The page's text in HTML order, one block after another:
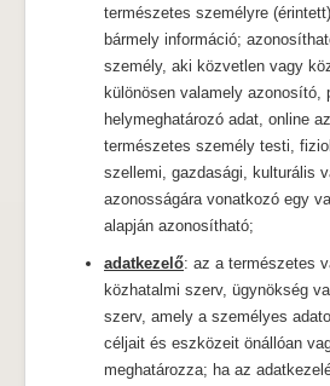
természetes személyre
bármely információ;
személy, aki közvetlen vagy
különösen valamely azonosító,
helymeghatározó adat, online
természetes személy testi,
szellemi, gazdasági, kulturális
azonosságára vonatkozó egy
alapján azonosítható;
adatkezelő: az a természetes
közhatalmi szerv, ügynökség
szerv, amely a személyes
céljait és eszközeit önállóan
meghatározza; ha az